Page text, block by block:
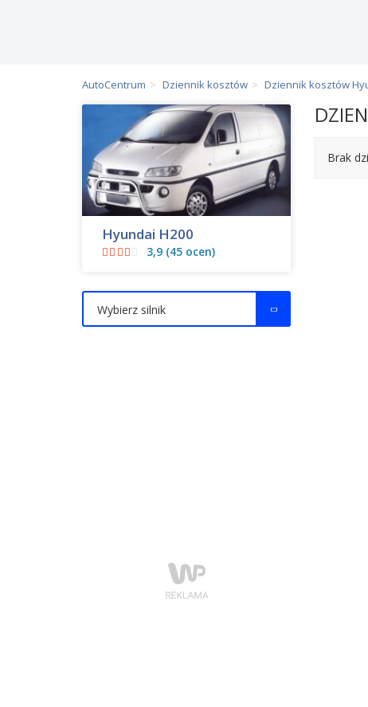
AutoCentrum Dziennik kosztów Dziennik kosztów
Brak
Hyundai H200
3,9 (45 ocen)
Wybierz silnik